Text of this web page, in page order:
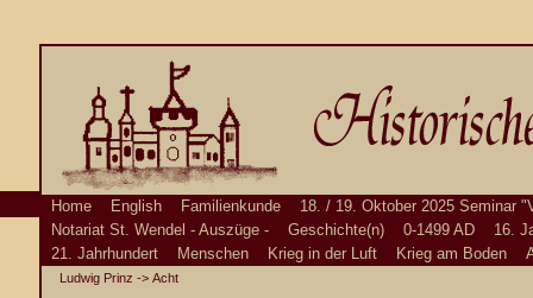
Home English Familienkunde
18. / 19. Oktober 2025 Seminar
Notariat St. Wendel - Auszüge -
Geschichte(n) 0-1499 AD
16.
21. Jahrhundert
Menschen Krieg in der Luft Krieg am Boden
Ludwig Prinz -> Acht